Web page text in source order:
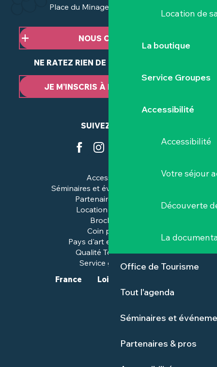
Location de
La boutique
Service Groupes
Accessibilité
Accessibilité
Votre séjour
Découverte
La
Office de Tourisme
Tout l'agenda
Séminaires et
Partenaires & pros
Place du Minage - 44190 Clisson
NOUS CONTACTER
NE RATEZ RIEN DE NOTRE ACTUALITÉ
JE M’INSCRIS À LA NEWSLETTER
SUIVEZ-NOUS
Accessibilité
Séminaires et événements pros
Partenaires & pros
Location de salles
Brochures
Coin presse
Pays d'art et d'histoire
Qualité Tourisme™
Service groupes
France
Loire-Atlantique